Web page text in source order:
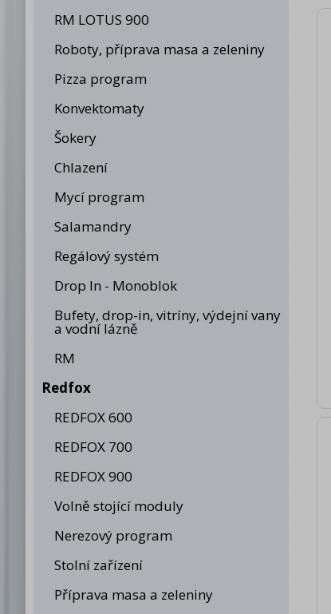
RM LOTUS 900
Roboty, příprava masa a zeleniny
Pizza program
Konvektomaty
Šokery
Chlazení
Mycí program
Salamandry
Regálový systém
Drop In - Monoblok
Bufety, drop-in, vitríny, výdejní vany
a vodní lázně
RM
Redfox
REDFOX 600
REDFOX 700
REDFOX 900
Volně stojící moduly
Nerezový program
Stolní zařízení
Příprava masa a zeleniny